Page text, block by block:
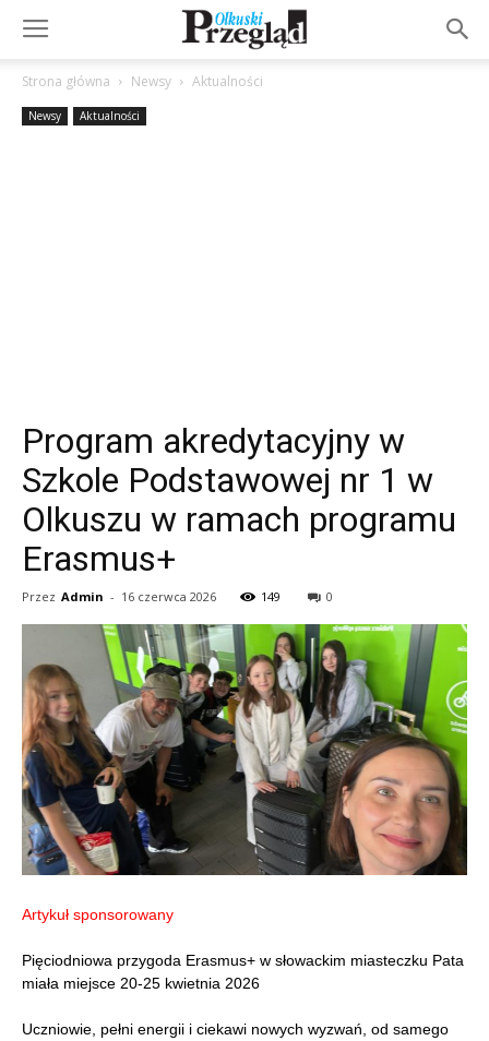
Strona główna Newsy Aktualności
Newsy Aktualności
Program akredytacyjny w
Szkole Podstawowej nr 1 w
Olkuszu w ramach programu
Erasmus+
Przez Admin - 16 czerwca 2026 149 0
Artykuł sponsorowany
Pięciodniowa przygoda Erasmus+ w słowackim miasteczku Pata
miała miejsce 20-25 kwietnia 2026
Uczniowie, pełni energii i ciekawi nowych wyzwań, od samego